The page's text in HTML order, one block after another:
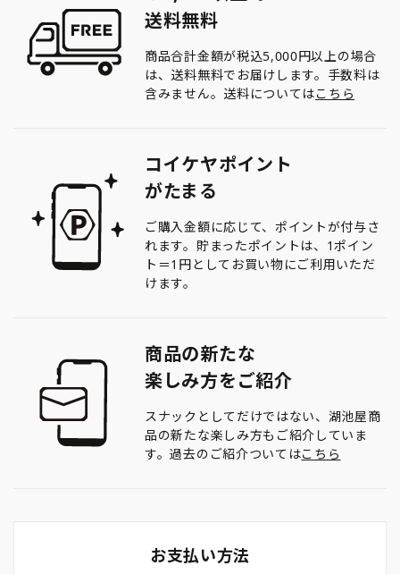
送料無料
商品合計金額が税込5,000円以上の場合
は、送料無料でお届けします。手数料は
含みません。送料についてはこちら
コイケヤポイント
がたまる
ご購入金額に応じて、ポイントが付与さ
れます。貯まったポイントは、1ポイン
ト＝1円としてお買い物にご利用いただ
けます。
商品の新たな
楽しみ方をご紹介
スナックとしてだけではない、湖池屋商
品の新たな楽しみ方もご紹介していま
す。過去のご紹介ついてはこちら
お支払い方法